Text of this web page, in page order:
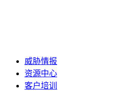
威胁情报
资源中心
客户培训